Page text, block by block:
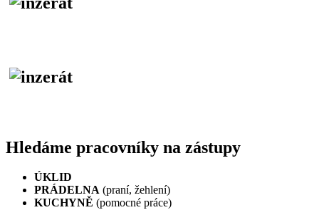
Hledáme pracovníky na zástupy
ÚKLID
PRÁDELNA (praní, žehlení)
KUCHYNĚ (pomocné práce)